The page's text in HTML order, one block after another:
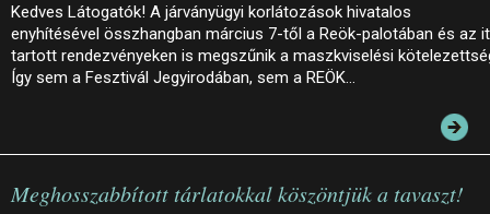
Kedves Látogatók! A járványügyi korlátozások hivatalos
enyhítésével összhangban március 7-től a Reök-palotában és az
tartott rendezvényeken is megszűnik a maszkviselési
Így sem a Fesztivál Jegyirodában, sem a REÖK…
Meghosszabbított tárlatokkal köszöntjük a tavaszt!